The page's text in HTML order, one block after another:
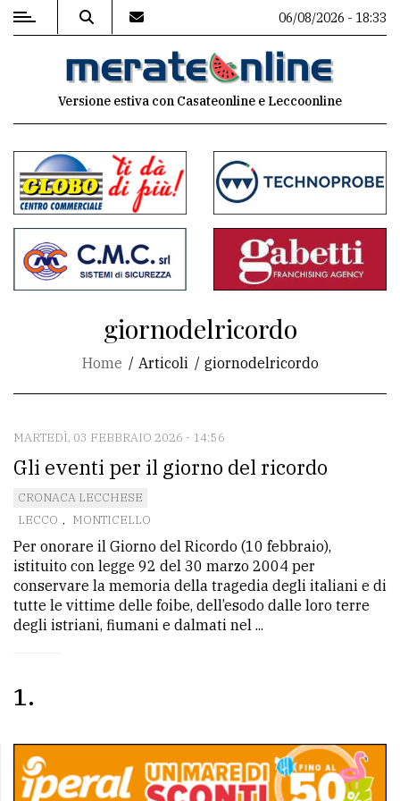
MENU
commenti
Contenuti
del
sito
CONTATTI
La
redazione
Scrivici
Per
la
tua
CERCA
Cerca
per
06/08/2026 - 18:33
Versione estiva con Casateonline e Leccoonline
giornodelricordo
Home Articoli giornodelricordo
MARTEDÌ, 03 FEBBRAIO 2026 - 14:56
Gli eventi per il giorno del ricordo
CRONACA LECCHESE
LECCO , MONTICELLO
Per onorare il Giorno del Ricordo (10 febbraio),
istituito con legge 92 del 30 marzo 2004 per
conservare la memoria della tragedia degli italiani e di
tutte le vittime delle foibe, dell’esodo dalle loro terre
degli istriani, fiumani e dalmati nel ...
1